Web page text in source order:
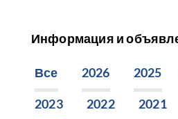
Информация и
Все 2026 2025
2023 2022 2021